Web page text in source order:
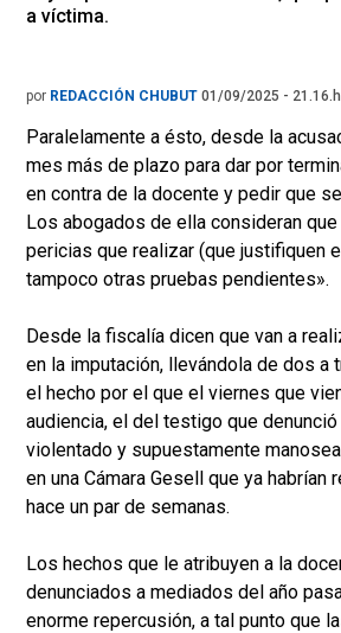
a víctima.
por REDACCIÓN CHUBUT 01/09/2025 -
Paralelamente a ésto, desde la
mes más de plazo para dar por
en contra de la docente y pedir que
Los abogados de ella consideran que
pericias que realizar (que justifiquen
tampoco otras pruebas pendientes».
Desde la fiscalía dicen que van a
en la imputación, llevándola de dos a
el hecho por el que el viernes que
audiencia, el del testigo que
violentado y supuestamente
en una Cámara Gesell que ya habrían
hace un par de semanas.
Los hechos que le atribuyen a la
denunciados a mediados del año
enorme repercusión, a tal punto que